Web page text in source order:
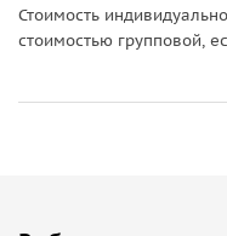
Но а если вам хочется
пройдем мимо первой
Стоимость
стоимостью групповой,